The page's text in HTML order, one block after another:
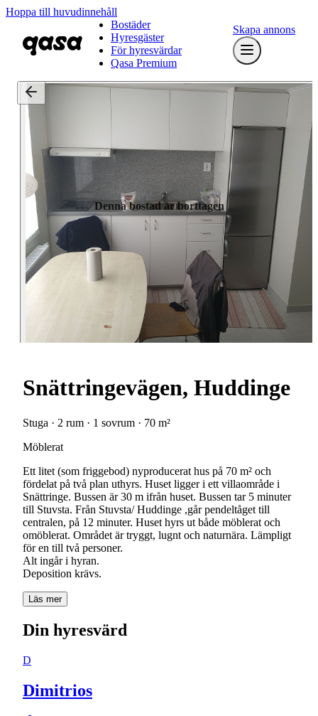
Hoppa till huvudinnehåll
Bostäder
Hyresgäster
För hyresvärdar
Qasa Premium
Skapa annons
Denna bostad är borttagen
Snättringevägen, Huddinge
Stuga · 2 rum · 1 sovrum · 70 m²
Möblerat
Ett litet (som friggebod) nyproducerat hus på 70 m² och
fördelat på två plan uthyrs. Huset ligger i ett villaområde i
Snättringe. Bussen är 30 m ifrån huset. Bussen tar 5 minuter
till Stuvsta. Från Stuvsta/ Huddinge ,går pendeltåget till
centralen, på 12 minuter. Huset hyrs ut både möblerat och
omöblerat. Området är tryggt, lugnt och naturnära. Lämpligt
för en till två personer.
Alt ingår i hyran.
Deposition krävs.
Läs mer
Din hyresvärd
D
Dimitrios